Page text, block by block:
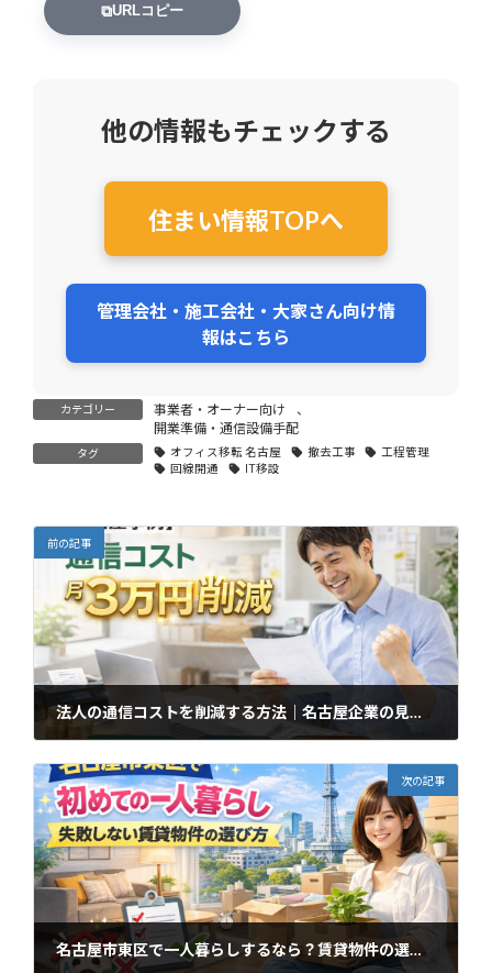
⧉URLコピー
他の情報もチェックする
住まい情報TOPへ
管理会社・施工会社・大家さん向け情
報はこちら
カテゴリー 事業者・オーナー向け
、
開業準備・通信設備手配
タグ オフィス移転 名古屋 撤去工事
工程管理
回線開通
IT移設
前の記事
法人の通信コストを削減する方法｜名古屋企業の見直し事例を紹介
次の記事
名古屋市東区で一人暮らしするなら？賃貸物件の選び方完全ガイド